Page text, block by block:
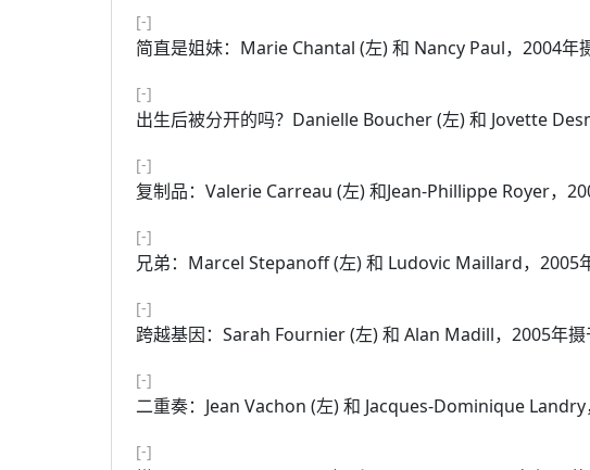
[-]
简直是姐妹：Marie Chantal (左) 和 Nancy Paul，2004年
[-]
出生后被分开的吗？Danielle Boucher (左) 和 Jovette
[-]
复制品：Valerie Carreau (左) 和Jean-Phillippe Royer，
[-]
兄弟：Marcel Stepanoff (左) 和 Ludovic Maillard，2005
[-]
跨越基因：Sarah Fournier (左) 和 Alan Madill，2005年
[-]
二重奏：Jean Vachon (左) 和 Jacques-Dominique
[-]